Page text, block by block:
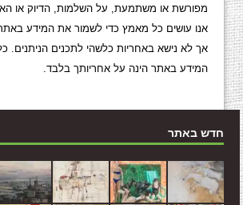
מפורשת או משתמעת, על השלמות, הדיוק או
אנו עושים כל מאמץ כדי לשמור את המידע באתר
אך לא נישא באחריות כלשהי לתכנים הניתנים.
המידע באתר הינה על אחריותך בלבד.
חדש באתר